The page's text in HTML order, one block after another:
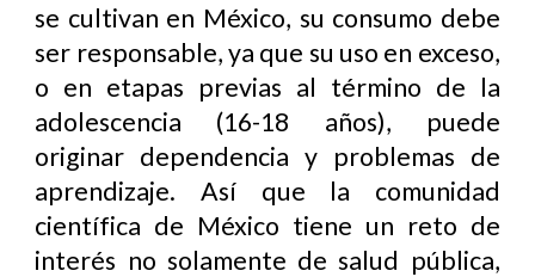
se cultivan en México, su consumo debe
ser responsable, ya que su uso en exceso,
o en etapas previas al término de la
adolescencia (16-18 años), puede
originar dependencia y problemas de
aprendizaje. Así que la comunidad
científica de México tiene un reto de
interés no solamente de salud pública,